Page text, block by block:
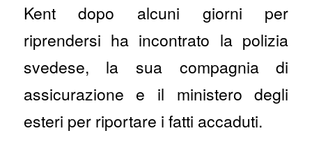
Kent dopo alcuni giorni per
riprendersi ha incontrato la polizia
svedese, la sua compagnia di
assicurazione e il ministero degli
esteri per riportare i fatti accaduti.